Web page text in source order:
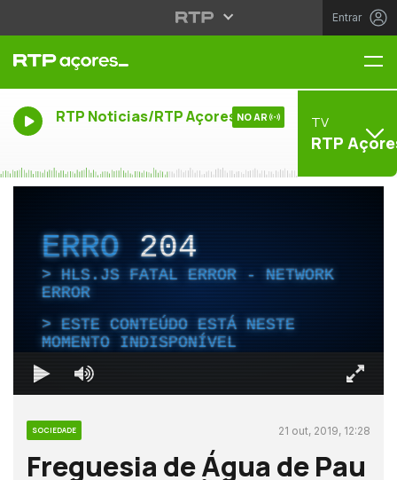
Entrar
RTP Noticias/RTP Açores NO AR TV
RTP
ERRO204
HLS.JS FATAL ERROR - NETWORK
ERROR
ESTE CONTEÚDO ESTÁ NESTE
MOMENTO INDISPONÍVEL
SOCIEDADE 21 out, 2019, 12:28
Freguesia de Água de Pau